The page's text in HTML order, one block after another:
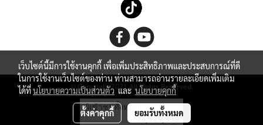
© Copyright 2021 All Rights Reserved.
ผู้เข้าชมวันนี้ 7,895
เว็บไซต์นี้มีการใช้งานคุกกี้ เพื่อเพิ่มประสิทธิภาพและประสบการณ์ที่ดี
ในการใช้งานเว็บไซต์ของท่าน ท่านสามารถอ่านรายละเอียดเพิ่มเติม
ได้ที่นโยบายความเป็นส่วนตัวและนโยบายคุกกี้
ตั้งค่าคุกกี้ ยอมรับทั้งหมด